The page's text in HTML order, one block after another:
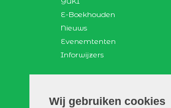
Wij gebruiken cookies
E-Boekhouden
Nieuws
Evenemtenten
Inforwijzers